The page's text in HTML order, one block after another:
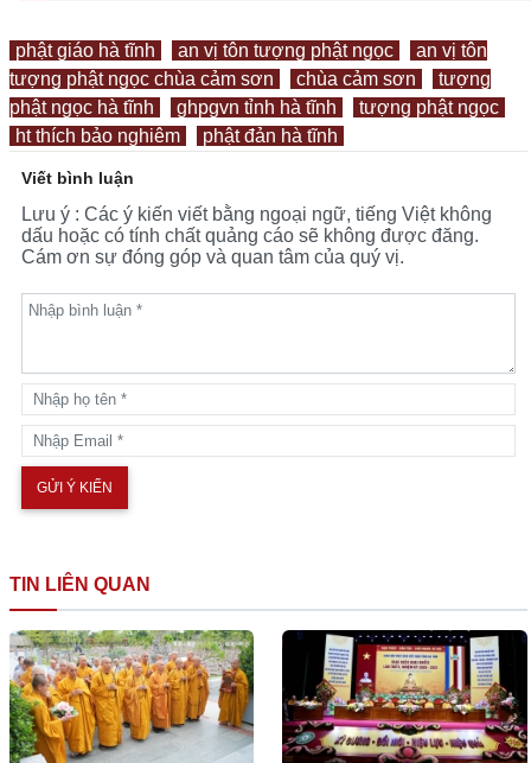
phật giáo hà tĩnh an vị tôn tượng phật ngọc
an vị tôn
tượng phật ngọc chùa cảm sơn
chùa cảm sơn
tượng
phật ngọc hà tĩnh
ghpgvn tỉnh hà tĩnh
tượng phật ngọc
ht thích bảo nghiêm
phật đản hà tĩnh
Viết bình luận
Lưu ý : Các ý kiến viết bằng ngoại ngữ, tiếng Việt không
dấu hoặc có tính chất quảng cáo sẽ không được đăng.
Cám ơn sự đóng góp và quan tâm của quý vị.
TIN LIÊN QUAN